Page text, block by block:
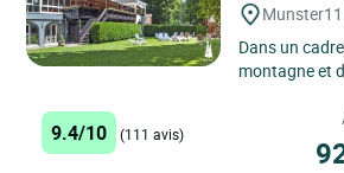
Munster
Dans un
montagne et
et
9.4/10 (111 avis)